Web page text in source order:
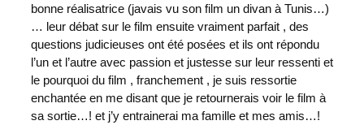
bonne réalisatrice (javais vu son film un divan à Tunis…)
… leur débat sur le film ensuite vraiment parfait , des
questions judicieuses ont été posées et ils ont répondu
l’un et l’autre avec passion et justesse sur leur ressenti et
le pourquoi du film , franchement , je suis ressortie
enchantée en me disant que je retournerais voir le film à
sa sortie…! et j’y entrainerai ma famille et mes amis…!